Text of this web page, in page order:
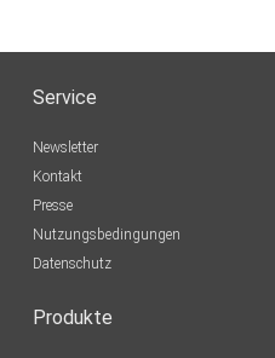
Service
Newsletter
Kontakt
Presse
Nutzungsbedingungen
Datenschutz
Produkte